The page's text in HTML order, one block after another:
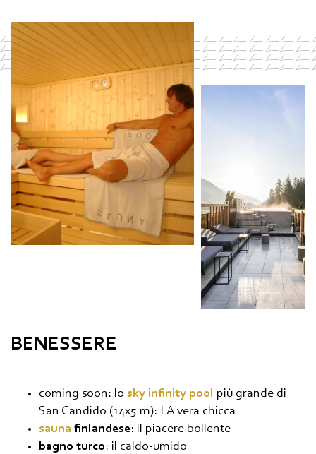
BENESSERE
coming soon: lo sky infinity pool più grande di
San Candido (14x5 m): LA vera chicca
sauna finlandese: il piacere bollente
bagno turco: il caldo-umido